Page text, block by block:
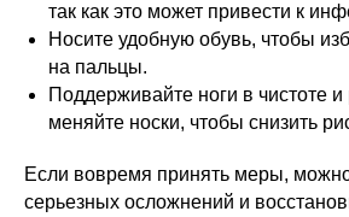
так как это может привести к
Носите удобную обувь, чтобы
на пальцы.
Поддерживайте ноги в чистоте и
меняйте носки, чтобы снизить
Если вовремя принять меры,
серьезных осложнений и